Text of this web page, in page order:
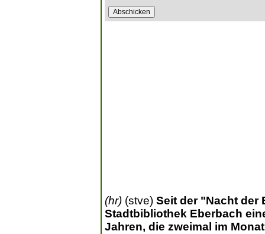
(hr) (stve) Seit der "Nacht der
Stadtbibliothek Eberbach
Jahren, die zweimal im